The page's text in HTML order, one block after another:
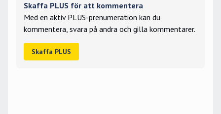
Skaffa PLUS för att kommentera
Med en aktiv PLUS-prenumeration kan du
kommentera, svara på andra och gilla kommentarer.
Skaffa PLUS